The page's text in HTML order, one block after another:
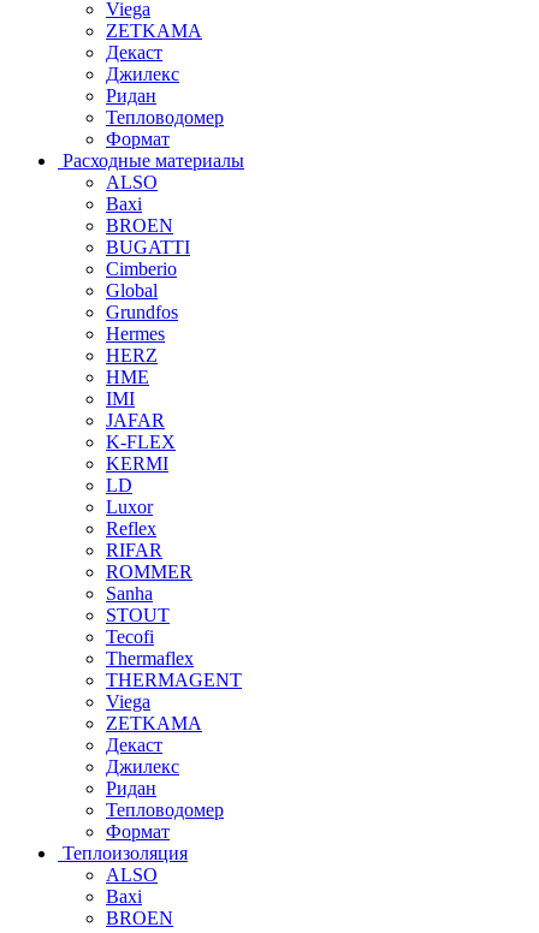
Viega
ZETKAMA
Декаст
Джилекс
Ридан
Тепловодомер
Формат
Расходные материалы
ALSO
Baxi
BROEN
BUGATTI
Cimberio
Global
Grundfos
Hermes
HERZ
HME
IMI
JAFAR
K-FLEX
KERMI
LD
Luxor
Reflex
RIFAR
ROMMER
Sanha
STOUT
Tecofi
Thermaflex
THERMAGENT
Viega
ZETKAMA
Декаст
Джилекс
Ридан
Тепловодомер
Формат
Теплоизоляция
ALSO
Baxi
BROEN